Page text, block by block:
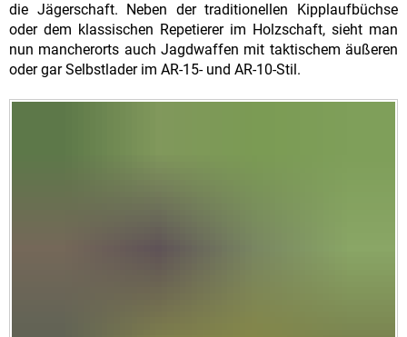
die Jägerschaft. Neben der traditionellen Kipplaufbüchse
oder dem klassischen Repetierer im Holzschaft, sieht man
nun mancherorts auch Jagdwaffen mit taktischem äußeren
oder gar Selbstlader im AR-15- und AR-10-Stil.